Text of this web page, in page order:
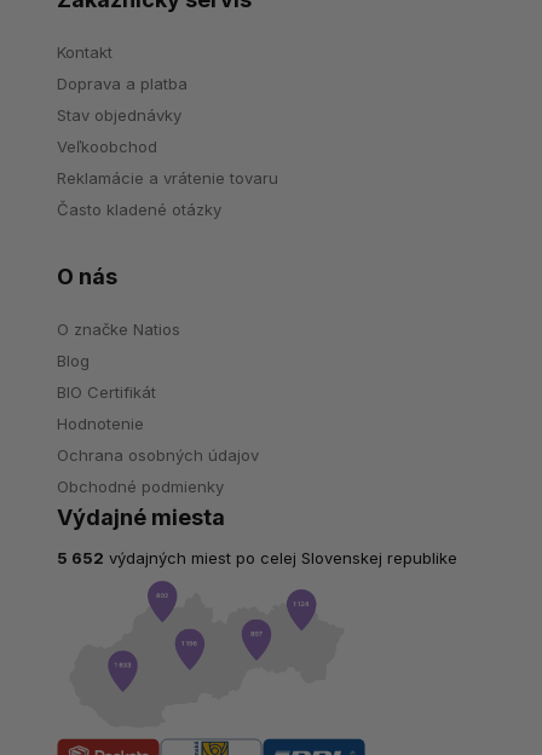
Kontakt
Doprava a platba
Stav objednávky
Veľkoobchod
Reklamácie a vrátenie tovaru
Často kladené otázky
O nás
O značke Natios
Blog
BIO Certifikát
Hodnotenie
Ochrana osobných údajov
Obchodné podmienky
Výdajné miesta
5 652 výdajných miest po celej Slovenskej republike